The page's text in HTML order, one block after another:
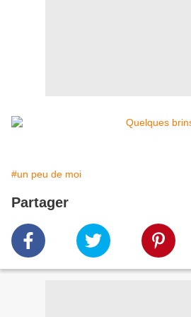
#un peu de moi
Partager